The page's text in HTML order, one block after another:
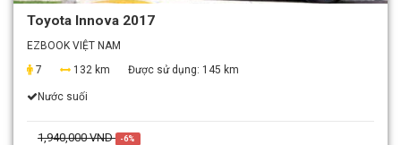
Toyota Innova 2017
EZBOOK VIỆT NAM
7
132 km Được sử dụng: 145 km
Nước suối
1,940,000 VND -6%